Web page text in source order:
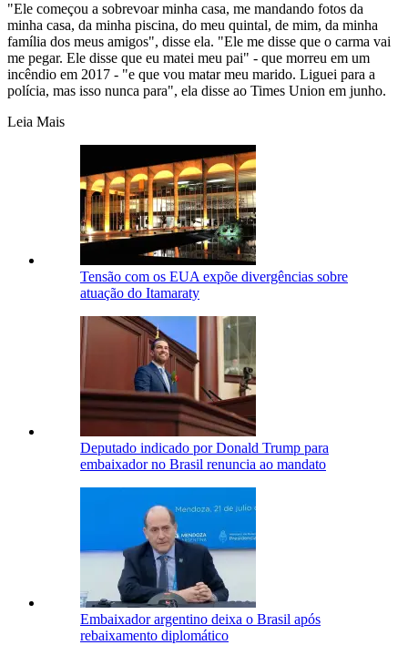
"Ele começou a sobrevoar minha casa, me mandando fotos da
minha casa, da minha piscina, do meu quintal, de mim, da minha
família dos meus amigos", disse ela. "Ele me disse que o carma vai
me pegar. Ele disse que eu matei meu pai" - que morreu em um
incêndio em 2017 - "e que vou matar meu marido. Liguei para a
polícia, mas isso nunca para", ela disse ao Times Union em junho.
Leia Mais
Tensão com os EUA expõe divergências sobre
atuação do Itamaraty
Deputado indicado por Donald Trump para
embaixador no Brasil renuncia ao mandato
Embaixador argentino deixa o Brasil após
rebaixamento diplomático